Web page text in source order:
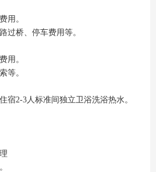
用。
过桥、停车费用等。
用。
等。
宿2-3人标准间独立卫浴洗浴热水。